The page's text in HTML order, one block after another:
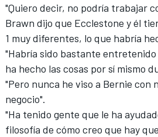
WRC
"Quiero decir, no podría trabajar
Brawn dijo que Ecclestone y él
1 muy diferentes, lo que habría
"Habría sido bastante
ha hecho las cosas por sí mismo
"Pero nunca he viso a Bernie
negocio".
"Ha tenido gente que le ha
filosofía de cómo creo que hay